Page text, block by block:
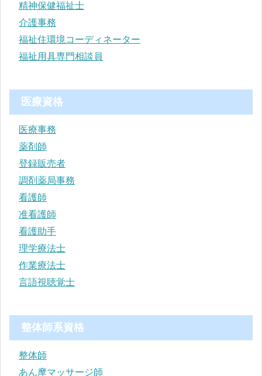
精神保健福祉士
介護事務
福祉住環境コーディネーター
福祉用具専門相談員
医療資格
医療事務
薬剤師
登録販売者
調剤薬局事務
看護師
准看護師
看護助手
理学療法士
作業療法士
言語視聴覚士
整体師系資格
整体師
あん摩マッサージ師